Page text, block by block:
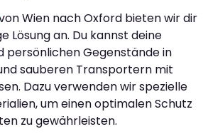
Wien nach Oxford bieten wir dir
Lösung an. Du kannst deine
persönlichen Gegenstände in
sauberen Transportern mit
Dazu verwenden wir spezielle
um einen optimalen Schutz
zu gewährleisten.